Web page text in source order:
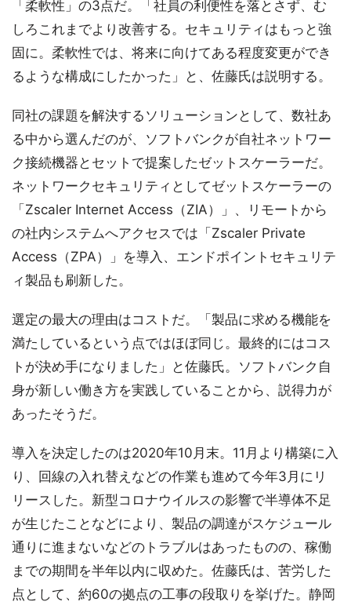
「柔軟性」の3点だ。「社員の利便性を落とさず、む
しろこれまでより改善する。セキュリティはもっと強
固に。柔軟性では、将来に向けてある程度変更ができ
るような構成にしたかった」と、佐藤氏は説明する。
同社の課題を解決するソリューションとして、数社あ
る中から選んだのが、ソフトバンクが自社ネットワー
ク接続機器とセットで提案したゼットスケーラーだ。
ネットワークセキュリティとしてゼットスケーラーの
「Zscaler Internet Access（ZIA）」、リモートから
の社内システムへアクセスでは「Zscaler Private
Access（ZPA）」を導入、エンドポイントセキュリテ
ィ製品も刷新した。
選定の最大の理由はコストだ。「製品に求める機能を
満たしているという点ではほぼ同じ。最終的にはコス
トが決め手になりました」と佐藤氏。ソフトバンク自
身が新しい働き方を実践していることから、説得力が
あったそうだ。
導入を決定したのは2020年10月末。11月より構築に入
り、回線の入れ替えなどの作業も進めて今年3月にリ
リースした。新型コロナウイルスの影響で半導体不足
が生じたことなどにより、製品の調達がスケジュール
通りに進まないなどのトラブルはあったものの、稼働
までの期間を半年以内に収めた。佐藤氏は、苦労した
点として、約60の拠点の工事の段取りを挙げた。静岡